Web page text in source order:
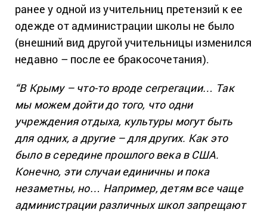
ранее у одной из учительниц претензий к ее
одежде от администрации школы не было
(внешний вид другой учительницы изменился
недавно – после ее бракосочетания).
“В Крыму – что-то вроде сегрегации… Так
мы можем дойти до того, что одни
учреждения отдыха, культуры могут быть
для одних, а другие – для других. Как это
было в середине прошлого века в США.
Конечно, эти случаи единичны и пока
незаметны, но… Например, детям все чаще
администрации различных школ запрещают